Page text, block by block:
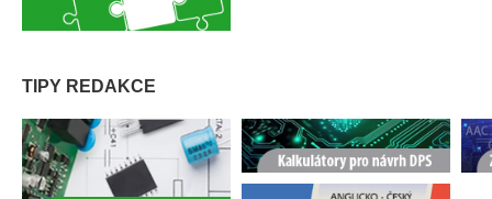
TIPY REDAKCE